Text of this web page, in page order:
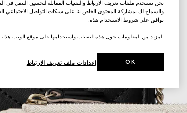
نحن نستخدم ملفات تعريف الارتباط والتقنيات المماثلة لتحسين التنقل في
والسماح لك بمشاركة المحتوى الخاص بنا على شبكات التواصل الاجتماعي
توافق على شروط الاستخدام هذه.
.لمزيد من المعلومات حول هذه التقنيات واستخدامها على موقع الويب
إعدادات ملف تعريف الارتباط OK